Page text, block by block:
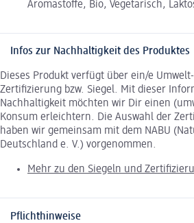
Aromastoffe, Bio, Vegetarisch,
Infos zur Nachhaltigkeit des Produktes
Dieses Produkt verfügt über ein/e
Zertifizierung bzw. Siegel. Mit dieser
Nachhaltigkeit möchten wir Dir einen
Konsum erleichtern. Die Auswahl der
haben wir gemeinsam mit dem NABU
Deutschland e. V.) vorgenommen.
Mehr zu den Siegeln und
Pflichthinweise